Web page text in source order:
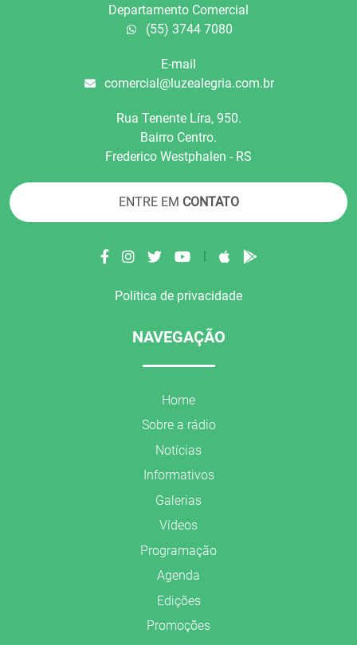
Departamento Comercial
(55) 3744 7080
E-mail
comercial@luzealegria.com.br
Rua Tenente Líra, 950.
Bairro Centro.
Frederico Westphalen - RS
ENTRE EM CONTATO
Política de privacidade
NAVEGAÇÃO
Home
Sobre a rádio
Notícias
Informativos
Galerias
Vídeos
Programação
Agenda
Edições
Promoções